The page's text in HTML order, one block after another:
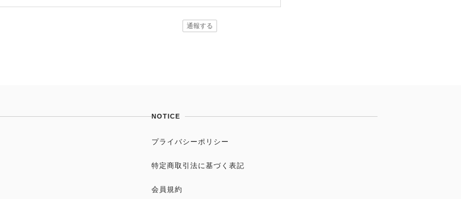
通報する
NOTICE
プライバシーポリシー
特定商取引法に基づく表記
会員規約